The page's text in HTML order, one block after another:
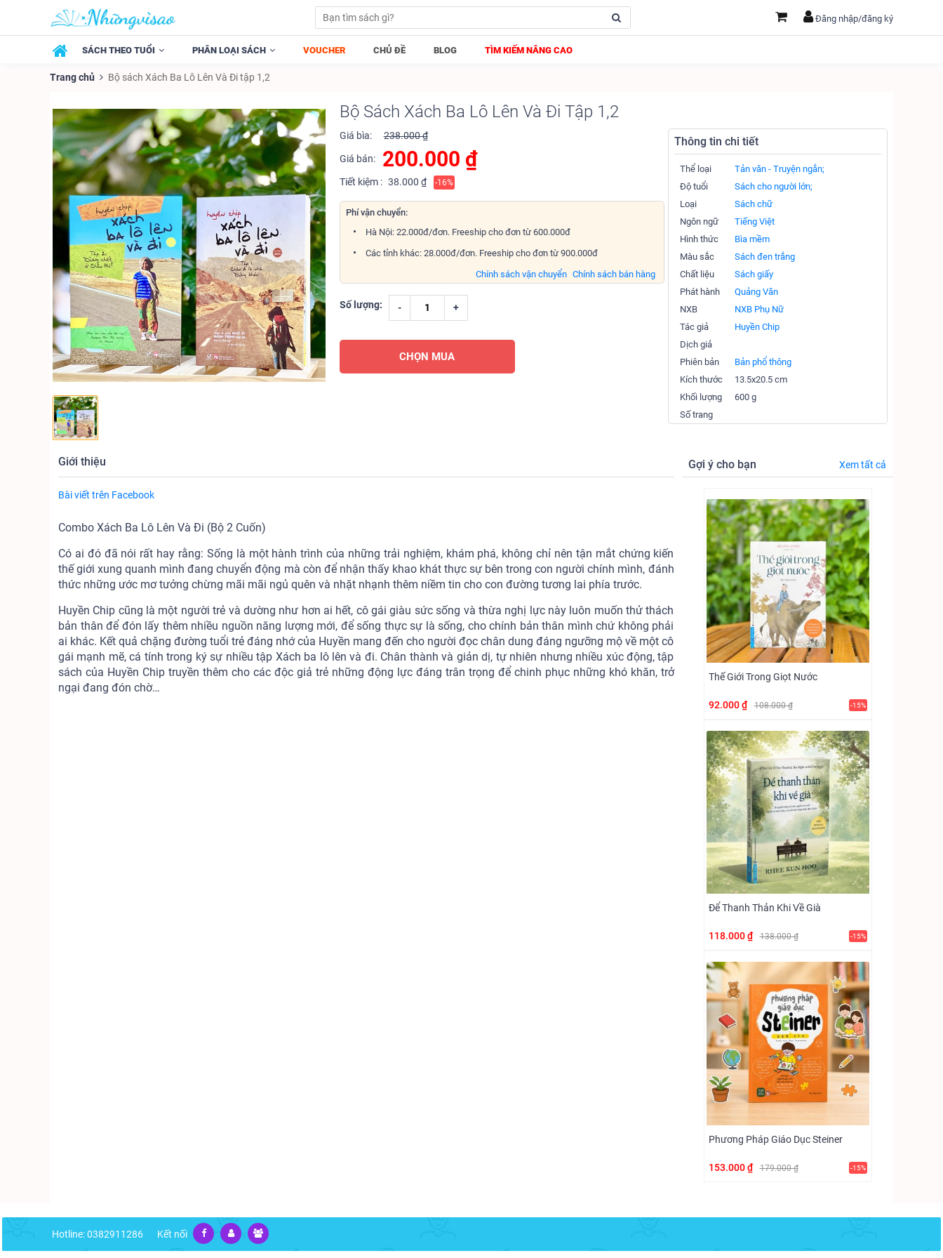
Đăng nhập/đăng ký
SÁCH THEO TUỔI PHÂN LOẠI SÁCH VOUCHER CHỦ ĐỀ BLOG TÌM KIẾM NÂNG CAO
Trang chủ Bộ sách Xách Ba Lô Lên Và Đi tập 1,2
Bộ Sách Xách Ba Lô Lên Và Đi Tập 1,2
Giá bìa: 238.000 ₫
Giá bán: 200.000 ₫
Tiết kiệm : 38.000 ₫ -16%
Phí vận chuyển:
Hà Nội: 22.000đ/đơn. Freeship cho đơn từ 600.000đ
Các tỉnh khác: 28.000đ/đơn. Freeship cho đơn từ 900.000đ
Chính sách bán hàng
Chính sách vận chuyển
Số lượng: - +
CHỌN MUA
Thông tin chi tiết
Thể loại
Tản văn - Truyện ngắn;
Độ tuổi
Sách cho người lớn;
Loại
Sách chữ
Ngôn ngữ
Tiếng Việt
Hình thức
Bìa mềm
Màu sắc
Sách đen trắng
Chất liệu
Sách giấy
Phát hành
Quảng Văn
NXB
NXB Phụ Nữ
Tác giả
Huyền Chip
Dịch giả
Phiên bản
Bản phổ thông
Kích thước
13.5x20.5 cm
Khối lượng
600 g
Số trang
Giới thiệu
Bài viết trên Facebook
Combo Xách Ba Lô Lên Và Đi (Bộ 2 Cuốn)
Có ai đó đã nói rất hay rằng: Sống là một hành trình của những trải nghiệm, khám phá, không chỉ nên tận mắt chứng kiến
thế giới xung quanh mình đang chuyển động mà còn để nhận thấy khao khát thực sự bên trong con người chính mình, đánh
thức những ước mơ tưởng chừng mãi mãi ngủ quên và nhặt nhạnh thêm niềm tin cho con đường tương lai phía trước.
Huyền Chip cũng là một người trẻ và dường như hơn ai hết, cô gái giàu sức sống và thừa nghị lực này luôn muốn thử thách
bản thân để đón lấy thêm nhiều nguồn năng lượng mới, để sống thực sự là sống, cho chính bản thân mình chứ không phải
ai khác. Kết quả chặng đường tuổi trẻ đáng nhớ của Huyền mang đến cho người đọc chân dung đáng ngưỡng mộ về một cô
gái mạnh mẽ, cá tính trong ký sự nhiều tập Xách ba lô lên và đi. Chân thành và giản dị, tự nhiên nhưng nhiều xúc động, tập
sách của Huyền Chip truyền thêm cho các độc giả trẻ những động lực đáng trân trọng để chinh phục những khó khăn, trở
ngại đang đón chờ…
Gợi ý cho bạn Xem tất cả
Thế Giới Trong Giọt Nước
92.000 ₫ 108.000 ₫ -15%
Để Thanh Thản Khi Về Già
118.000 ₫ 138.000 ₫ -15%
Phương Pháp Giáo Dục Steiner
153.000 ₫ 179.000 ₫ -15%
Hotline: 0382911286 Kết nối